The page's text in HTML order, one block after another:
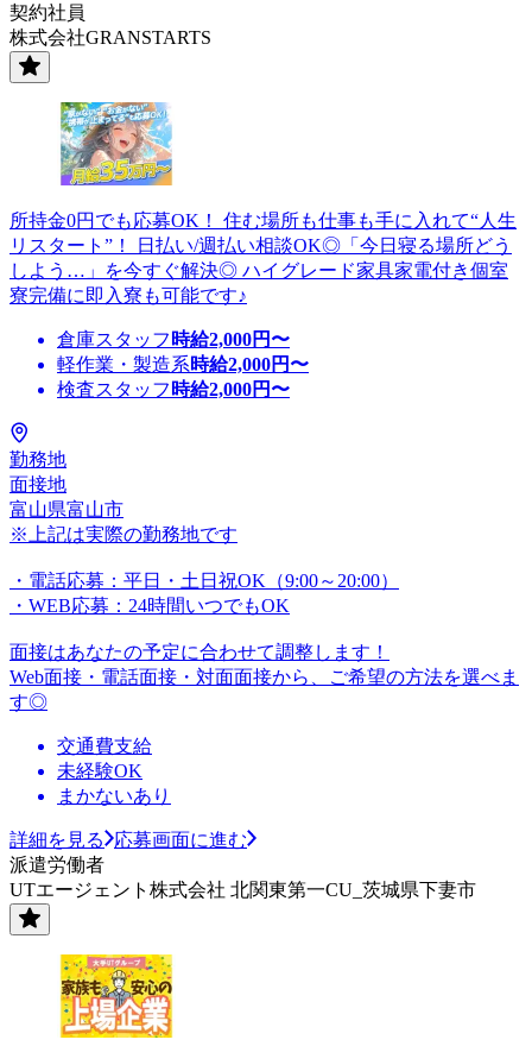
契約社員
株式会社GRANSTARTS
所持金0円でも応募OK！ 住む場所も仕事も手に入れて“人生
リスタート”！ 日払い/週払い相談OK◎「今日寝る場所どう
しよう…」を今すぐ解決◎ ハイグレード家具家電付き個室
寮完備に即入寮も可能です♪
倉庫スタッフ 時給2,000円〜
軽作業・製造系時給2,000円〜
検査スタッフ 時給2,000円〜
勤務地
面接地
富山県富山市
※上記は実際の勤務地です
・電話応募：平日・土日祝OK（9:00～20:00）
・WEB応募：24時間いつでもOK
面接はあなたの予定に合わせて調整します！
Web面接・電話面接・対面面接から、ご希望の方法を選べま
す◎
交通費支給
未経験OK
まかないあり
詳細を見る
応募画面に進む
派遣労働者
UTエージェント株式会社 北関東第一CU_茨城県下妻市